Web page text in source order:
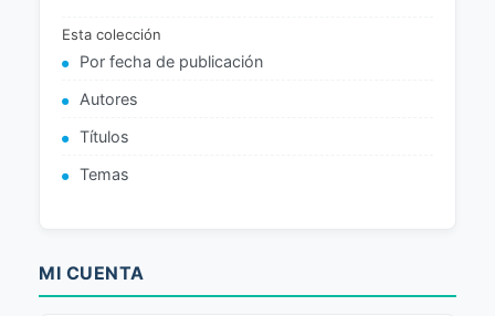
Esta colección
Por fecha de publicación
Autores
Títulos
Temas
MI CUENTA